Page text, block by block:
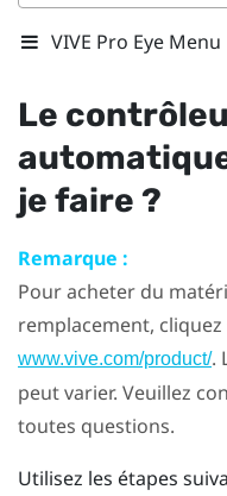
VIVE Pro Eye Menu
Le
je faire ?
Remarque :
Pour acheter du
remplacement,
www.vive.com/product/.
peut varier. Veuillez
toutes questions.
Utilisez les étapes